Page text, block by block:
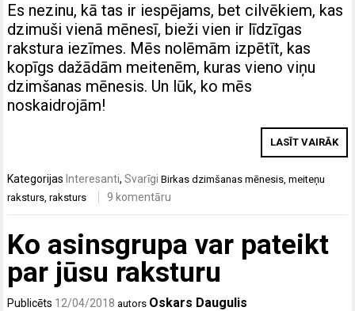
Es nezinu, kā tas ir iespējams, bet cilvēkiem, kas
dzimuši vienā mēnesī, bieži vien ir līdzīgas
rakstura iezīmes. Mēs nolēmām izpētīt, kas
kopīgs dažādām meitenēm, kuras vieno viņu
dzimšanas mēnesis. Un lūk, ko mēs
noskaidrojām!
LASĪT VAIRĀK
Kategorijas Interesanti,Svarīgi Birkasdzimšanas mēnesis,meiteņu
raksturs,raksturs 9 komentāru
Ko asinsgrupa var pateikt
par jūsu raksturu
Publicēts 12/04/2018 autors Oskars Daugulis